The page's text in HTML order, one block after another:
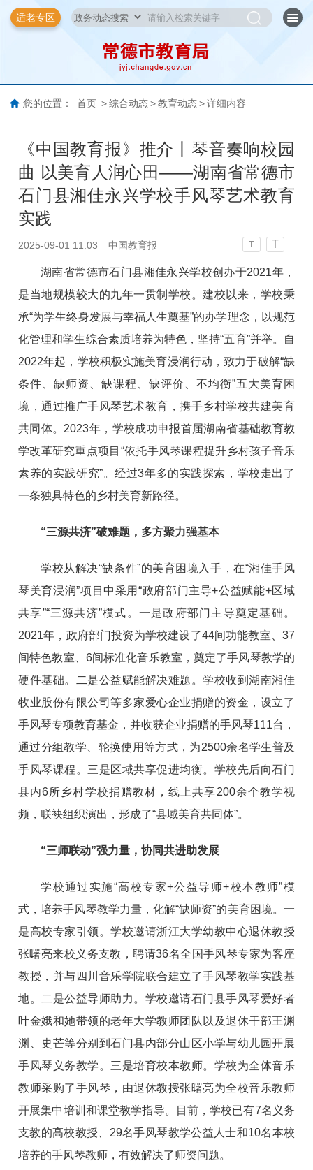
适老专区
您的位置： 首页 > 综合动态 > 教育动态 > 详细内容
《中国教育报》推介丨琴音奏响校园
曲 以美育人润心田——湖南省常德市
石门县湘佳永兴学校手风琴艺术教育
实践
2025-09-01 11:03 中国教育报 T T
湖南省常德市石门县湘佳永兴学校创办于2021年，
是当地规模较大的九年一贯制学校。建校以来，学校秉
承“为学生终身发展与幸福人生奠基”的办学理念，以规范
化管理和学生综合素质培养为特色，坚持“五育”并举。自
2022年起，学校积极实施美育浸润行动，致力于破解“缺
条件、缺师资、缺课程、缺评价、不均衡”五大美育困
境，通过推广手风琴艺术教育，携手乡村学校共建美育
共同体。2023年，学校成功申报首届湖南省基础教育教
学改革研究重点项目“依托手风琴课程提升乡村孩子音乐
素养的实践研究”。经过3年多的实践探索，学校走出了
一条独具特色的乡村美育新路径。
“三源共济”破难题，多方聚力强基本
学校从解决“缺条件”的美育困境入手，在“湘佳手风
琴美育浸润”项目中采用“政府部门主导+公益赋能+区域
共享”“三源共济”模式。一是政府部门主导奠定基础。
2021年，政府部门投资为学校建设了44间功能教室、37
间特色教室、6间标准化音乐教室，奠定了手风琴教学的
硬件基础。二是公益赋能解决难题。学校收到湖南湘佳
牧业股份有限公司等多家爱心企业捐赠的资金，设立了
手风琴专项教育基金，并收获企业捐赠的手风琴111台，
通过分组教学、轮换使用等方式，为2500余名学生普及
手风琴课程。三是区域共享促进均衡。学校先后向石门
县内6所乡村学校捐赠教材，线上共享200余个教学视
频，联袂组织演出，形成了“县域美育共同体”。
“三师联动”强力量，协同共进助发展
学校通过实施“高校专家+公益导师+校本教师”模
式，培养手风琴教学力量，化解“缺师资”的美育困境。一
是高校专家引领。学校邀请浙江大学幼教中心退休教授
张曙亮来校义务支教，聘请36名全国手风琴专家为客座
教授，并与四川音乐学院联合建立了手风琴教学实践基
地。二是公益导师助力。学校邀请石门县手风琴爱好者
叶金娥和她带领的老年大学教师团队以及退休干部王渊
渊、史芒等分别到石门县内部分山区小学与幼儿园开展
手风琴义务教学。三是培育校本教师。学校为全体音乐
教师采购了手风琴，由退休教授张曙亮为全校音乐教师
开展集中培训和课堂教学指导。目前，学校已有7名义务
支教的高校教授、29名手风琴教学公益人士和10名本校
培养的手风琴教师，有效解决了师资问题。